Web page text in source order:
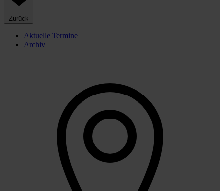
Zurück
Aktuelle Termine
Archiv